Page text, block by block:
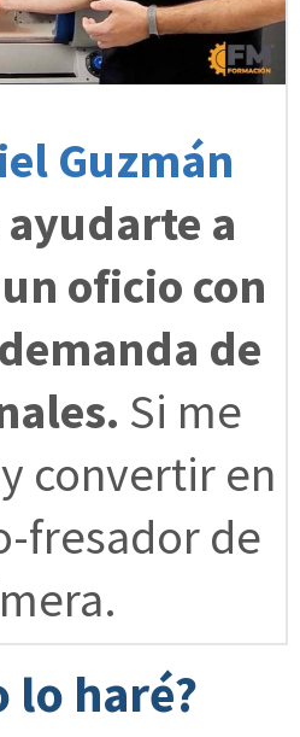
Guzmán
a
oficio con
de
Si me
convertir en
fresador de
lo haré?